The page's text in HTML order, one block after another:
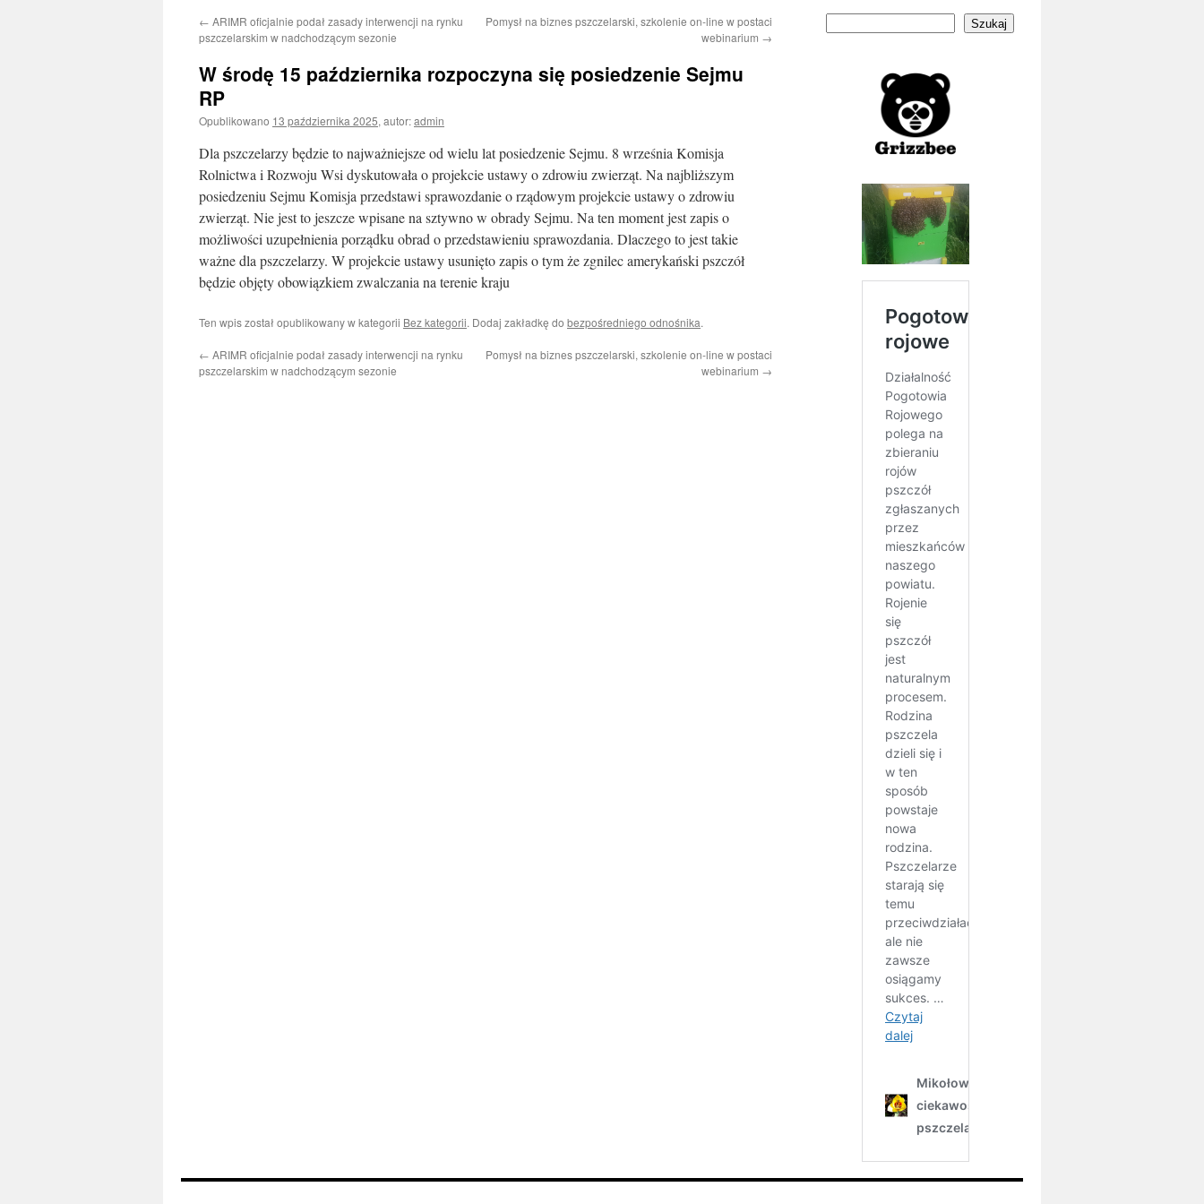
treści
← ARIMR oficjalnie podał zasady interwencji na rynku
pszczelarskim w nadchodzącym sezonie
Pomysł na biznes pszczelarski, szkolenie on-line w postaci
webinarium →
W środę 15 października rozpoczyna się posiedzenie Sejmu
RP
Opublikowano 13 października 2025, autor:admin
Dla pszczelarzy będzie to najważniejsze od wielu lat posiedzenie Sejmu. 8 września Komisja
Rolnictwa i Rozwoju Wsi dyskutowała o projekcie ustawy o zdrowiu zwierząt. Na najbliższym
posiedzeniu Sejmu Komisja przedstawi sprawozdanie o rządowym projekcie ustawy o zdrowiu
zwierząt. Nie jest to jeszcze wpisane na sztywno w obrady Sejmu. Na ten moment jest zapis o
możliwości uzupełnienia porządku obrad o przedstawieniu sprawozdania. Dlaczego to jest takie
ważne dla pszczelarzy. W projekcie ustawy usunięto zapis o tym że zgnilec amerykański pszczół
będzie objęty obowiązkiem zwalczania na terenie kraju
Ten wpis został opublikowany w kategorii Bez kategorii. Dodaj zakładkę do bezpośredniego odnośnika.
← ARIMR oficjalnie podał zasady interwencji na rynku
pszczelarskim w nadchodzącym sezonie
Pomysł na biznes pszczelarski, szkolenie on-line w postaci
webinarium →
Szukaj